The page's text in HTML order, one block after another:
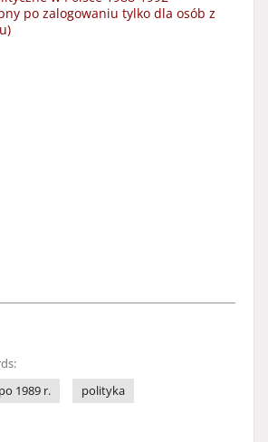
po zalogowaniu tylko dla osób z
1989 r.
polityka